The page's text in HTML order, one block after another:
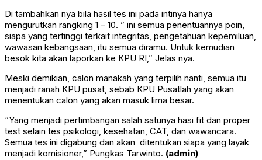
Di tambahkan nya bila hasil tes ini pada intinya hanya
mengurutkan rangking 1 – 10. ” ini semua penentuannya poin,
siapa yang tertinggi terkait integritas, pengetahuan kepemiluan,
wawasan kebangsaan, itu semua diramu. Untuk kemudian
besok kita akan laporkan ke KPU RI,” Jelas nya.
Meski demikian, calon manakah yang terpilih nanti, semua itu
menjadi ranah KPU pusat, sebab KPU Pusatlah yang akan
menentukan calon yang akan masuk lima besar.
“Yang menjadi pertimbangan salah satunya hasi fit dan proper
test selain tes psikologi, kesehatan, CAT, dan wawancara.
Semua tes ini digabung dan akan ditentukan siapa yang layak
menjadi komisioner,” Pungkas Tarwinto. (admin)